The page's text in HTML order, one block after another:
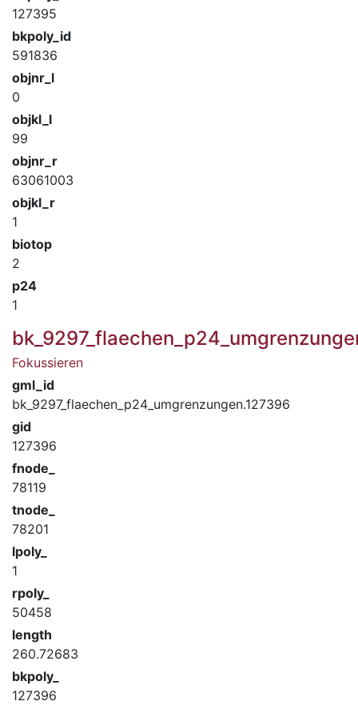
127395
bkpoly_id
591836
objnr_l
0
objkl_l
99
objnr_r
63061003
objkl_r
1
biotop
2
p24
1
Fokussieren
gml_id
bk_9297_flaechen_p24_umgrenzungen.127396
gid
127396
fnode_
78119
tnode_
78201
lpoly_
1
rpoly_
50458
length
260.72683
bkpoly_
127396